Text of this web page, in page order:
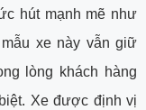
hút mạnh mẽ như
xe này vẫn giữ
lòng khách hàng
Xe được định vị